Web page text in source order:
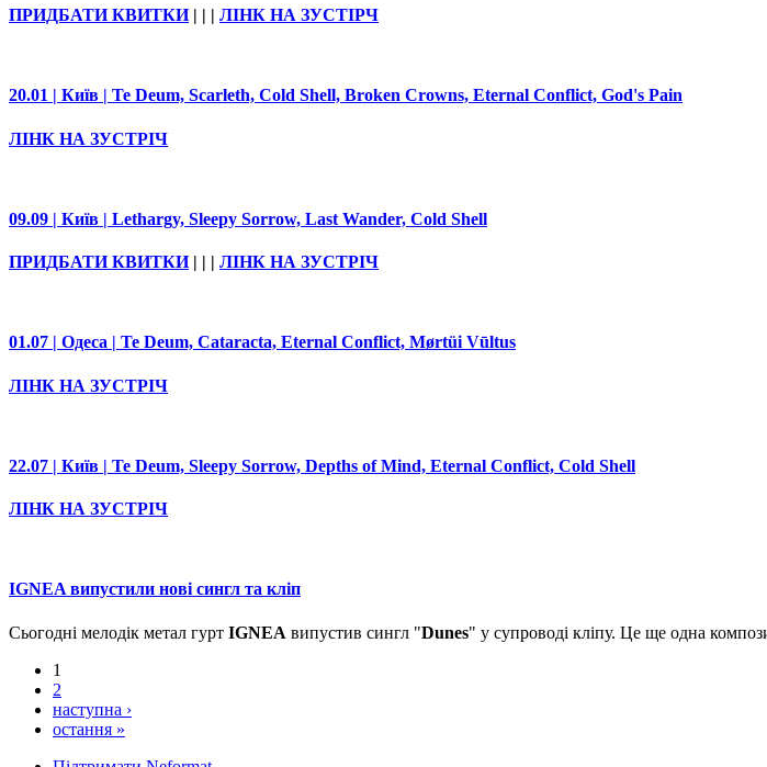
ПРИДБАТИ КВИТКИ| | | ЛІНК НА ЗУСТІРЧ
20.01 | Київ | Te Deum, Scarleth, Cold Shell, Broken Crowns, Eternal Conflict, God's Pain
ЛІНК НА ЗУСТРІЧ
09.09 | Київ | Lethargy, Sleepy Sorrow, Last Wander, Cold Shell
ПРИДБАТИ КВИТКИ| | | ЛІНК НА ЗУСТРІЧ
01.07 | Одеса | Te Deum, Cataracta, Eternal Conflict, Mørtüi Vūltus
ЛІНК НА ЗУСТРІЧ
22.07 | Київ | Te Deum, Sleepy Sorrow, Depths of Mind, Eternal Conflict, Cold Shell
ЛІНК НА ЗУСТРІЧ
IGNEA випустили нові сингл та кліп
Сьогодні мелодік метал гурт IGNEA випустив сингл "Dunes" у супроводі кліпу. Це ще одна
1
2
наступна ›
остання »